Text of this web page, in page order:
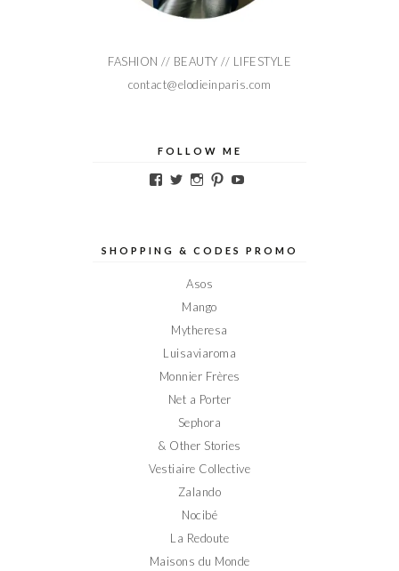
FASHION // BEAUTY // LIFESTYLE
contact@elodieinparis.com
FOLLOW ME
Voir
sur
Voir
sur
Voir
sur
Voir
sur sur
SHOPPING & CODES PROMO
Asos
Mango
Mytheresa
Luisaviaroma
Monnier Frères
Net a Porter
Sephora
& Other Stories
Vestiaire Collective
Zalando
Nocibé
La Redoute
Maisons du Monde